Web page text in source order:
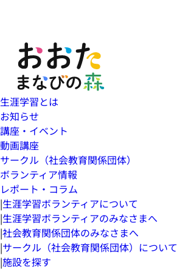
生涯学習とは
お知らせ
講座・イベント
動画講座
サークル（社会教育関係団体）
ボランティア情報
レポート・コラム
|生涯学習ボランティアについて
|生涯学習ボランティアのみなさまへ
|社会教育関係団体のみなさまへ
|サークル（社会教育関係団体）について
|施設を探す